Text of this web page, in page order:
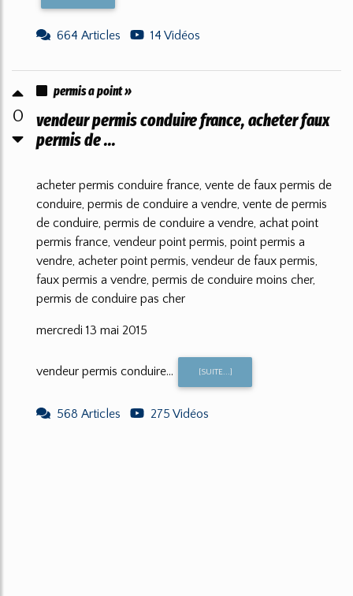
664 Articles 14 Vidéos
0
permis a point »
vendeur permis conduire france, acheter faux
permis de ...
acheter permis conduire france, vente de faux permis de
conduire, permis de conduire a vendre, vente de permis
de conduire, permis de conduire a vendre, achat point
permis france, vendeur point permis, point permis a
vendre, acheter point permis, vendeur de faux permis,
faux permis a vendre, permis de conduire moins cher,
permis de conduire pas cher
mercredi 13 mai 2015
vendeur permis conduire... [SUITE...]
568 Articles 275 Vidéos